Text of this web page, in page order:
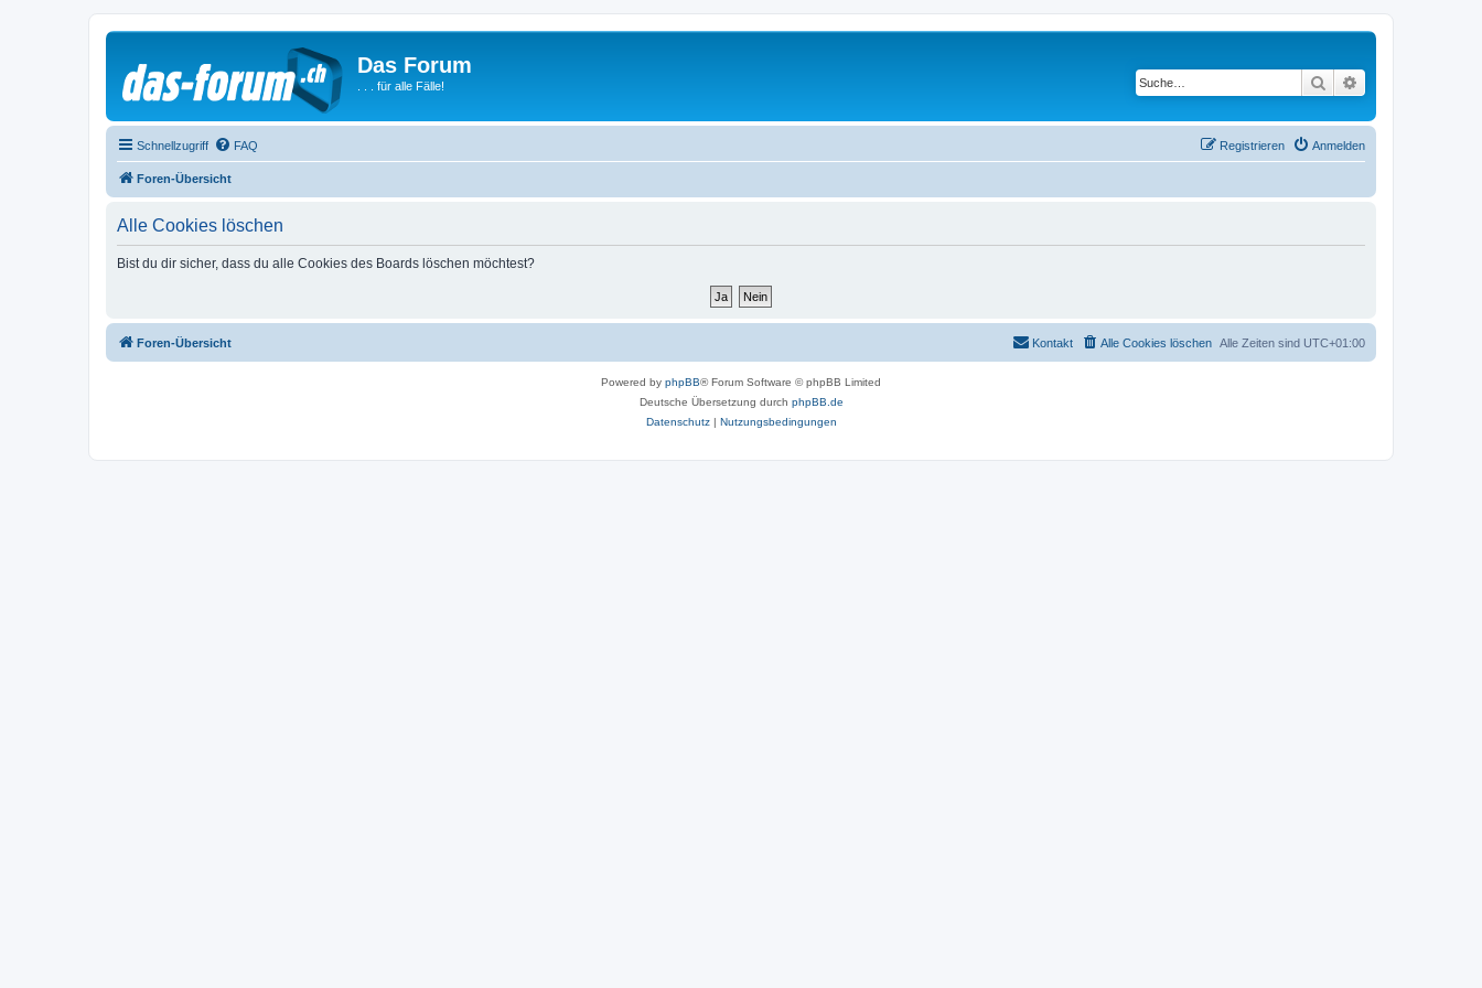
Das Forum
. . . für alle Fälle! Suche
Schnellzugriff FAQ Anmelden
Registrieren
Foren-Übersicht
Alle Cookies löschen
Bist du dir sicher, dass du alle Cookies des Boards löschen möchtest?
Foren-Übersicht Alle Zeiten sind UTC+01:00
Alle Cookies löschen
Kontakt
Powered by phpBB® Forum Software © phpBB Limited
Deutsche Übersetzung durch phpBB.de
Datenschutz| Nutzungsbedingungen